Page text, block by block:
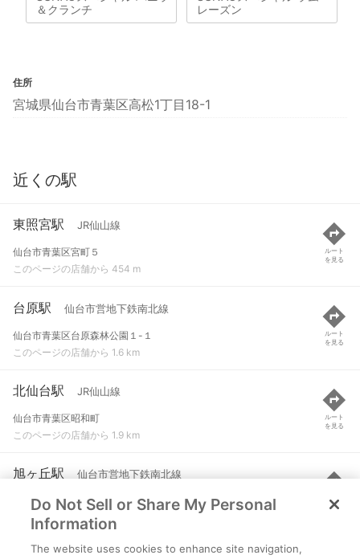
＆クランチ
レーズン
住所
宮城県仙台市青葉区高松1丁目18-1
近くの駅
東照宮駅 JR仙山線
仙台市青葉区宮町５
このページの店舗から 454 m
ルート
を見る
台原駅 仙台市営地下鉄南北線
仙台市青葉区台原森林公園１-１
このページの店舗から 1.6 km
ルート
を見る
北仙台駅 JR仙山線
仙台市青葉区昭和町
このページの店舗から 1.9 km
ルート
を見る
旭ヶ丘駅 仙台市営地下鉄南北線
仙台市青葉区旭ケ丘三丁目25-15先
このページの店舗から 2 km
ルート
を見る
Do Not Sell or Share My Personal
Information
The website uses cookies to enhance site navigation,